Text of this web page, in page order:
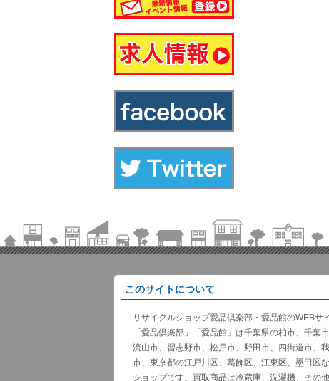
このサイトについて
リサイクルショップ愛品倶楽部・愛品館のWEBサ
「愛品倶楽部」「愛品館」は千葉県の柏市、千葉
流山市、習志野市、松戸市、野田市、四街道市、
市、東京都の江戸川区、葛飾区、江東区、墨田区
ショップです。買取商品は冷蔵庫、洗濯機、その